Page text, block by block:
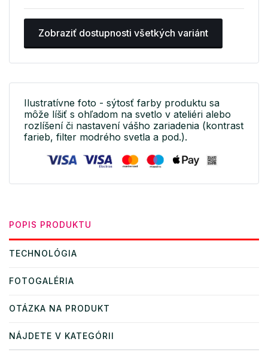
Zobraziť dostupnosti všetkých variánt
Ilustratívne foto - sýtosť farby produktu sa
môže líšiť s ohľadom na svetlo v ateliéri alebo
rozlíšení či nastavení vášho zariadenia (kontrast
farieb, filter modrého svetla a pod.).
POPIS PRODUKTU
TECHNOLÓGIA
FOTOGALÉRIA
OTÁZKA NA PRODUKT
NÁJDETE V KATEGÓRII